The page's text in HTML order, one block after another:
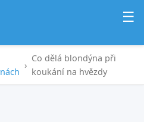
☰
›
Co dělá blondýna při
koukání na hvězdy